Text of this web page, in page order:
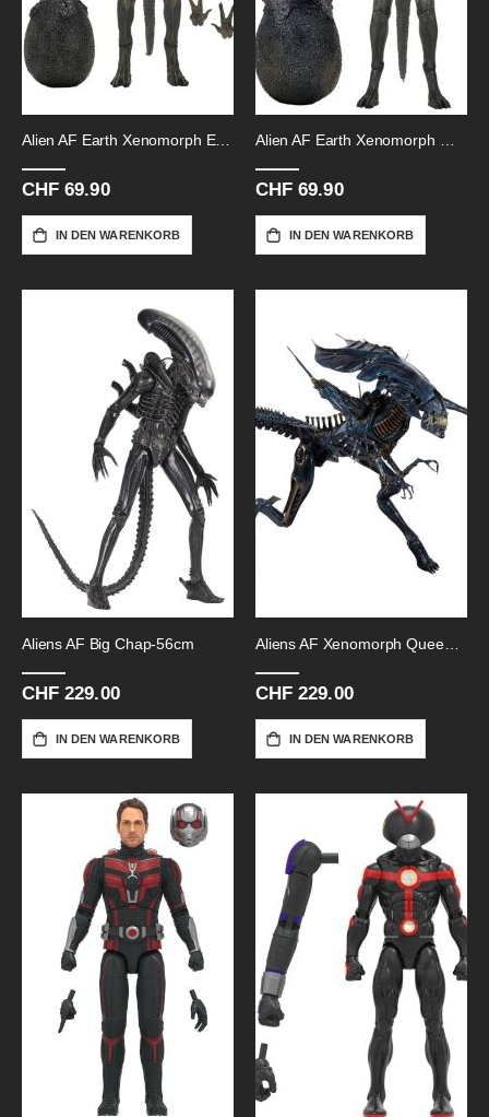
Alien AF Earth Xenomorph Earth-18cm
CHF 69.90
IN DEN WARENKORB
Alien AF Earth Xenomorph Wendys
CHF 69.90
IN DEN WARENKORB
Aliens AF Big Chap-56cm
CHF 229.00
IN DEN WARENKORB
Aliens AF Xenomorph Queen-38cm
CHF 229.00
IN DEN WARENKORB